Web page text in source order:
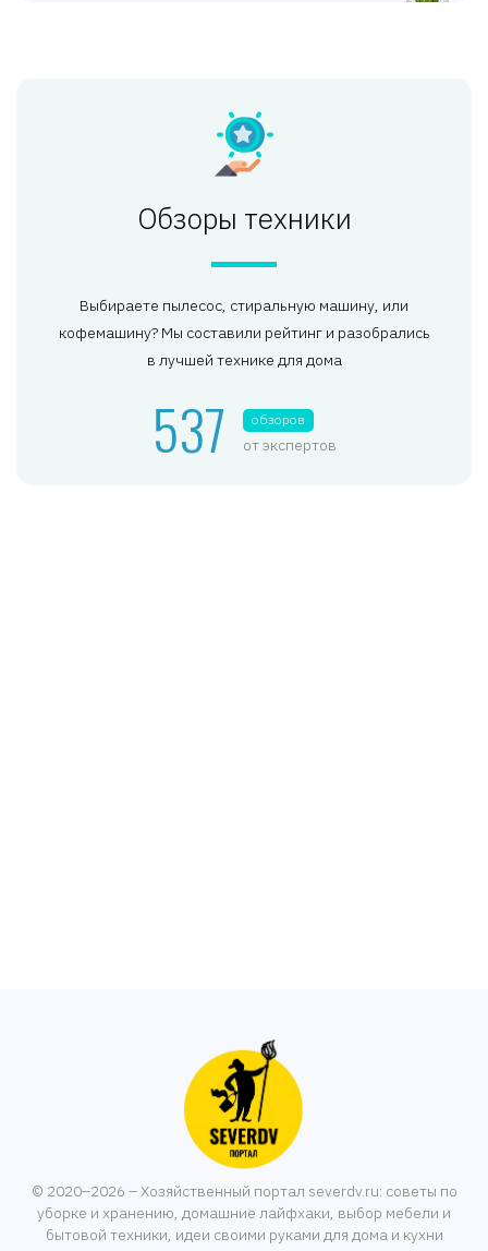
Обзоры техники
Выбираете пылесос, стиральную машину, или
кофемашину? Мы составили рейтинг и разобрались
в лучшей технике для дома
537 обзоров
от экспертов
© 2020–2026 – Хозяйственный портал severdv.ru: советы по
уборке и хранению, домашние лайфхаки, выбор мебели и
бытовой техники, идеи своими руками для дома и кухни